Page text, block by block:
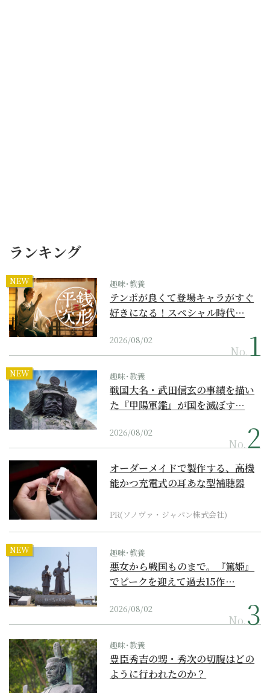
ランキング
NEW 趣味･教養
テンポが良くて登場キャラがすぐ
好きになる！スペシャル時代…
2026/08/02
No.
NEW 趣味･教養
戦国大名・武田信玄の事績を描い
た『甲陽軍鑑』が国を滅ぼす…
2026/08/02
No.
オーダーメイドで製作する、高機
能かつ充電式の耳あな型補聴器
PR(ソノヴァ・ジャパン株式会社)
NEW 趣味･教養
悪女から戦国ものまで。『篤姫』
でピークを迎えて過去15作…
2026/08/02
No.
趣味･教養
豊臣秀吉の甥・秀次の切腹はどの
ように行われたのか？